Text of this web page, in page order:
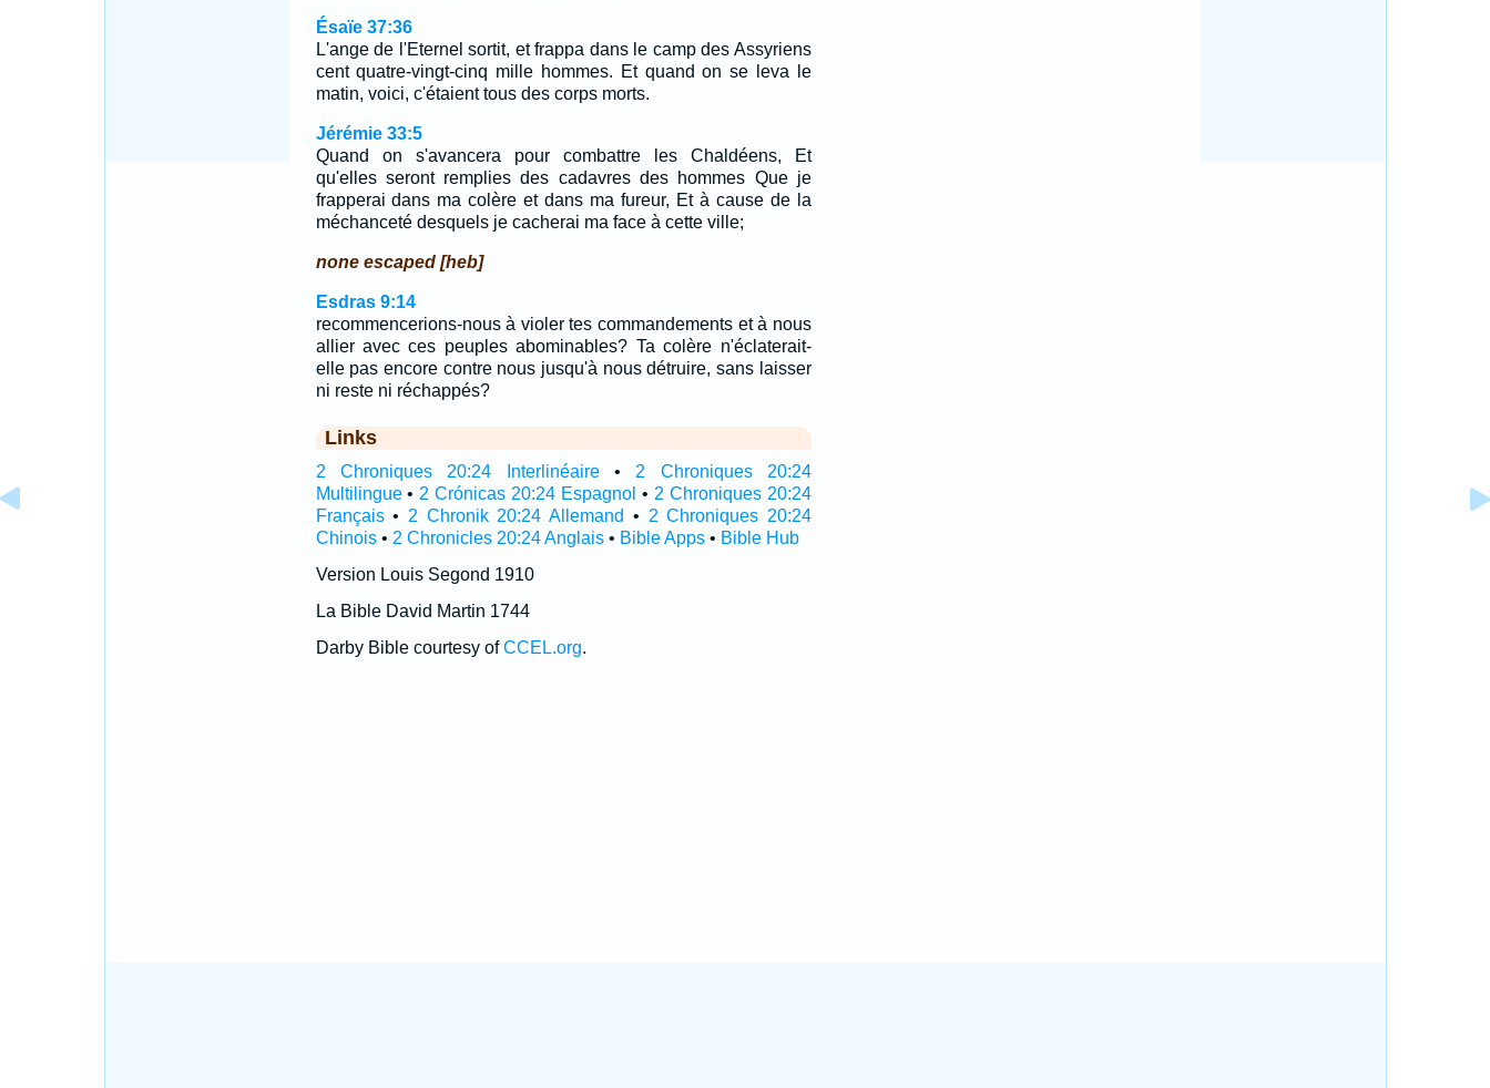
Ésaïe 37:36
L'ange de l'Eternel sortit, et frappa dans le camp des Assyriens
cent quatre-vingt-cinq mille hommes. Et quand on se leva le
matin, voici, c'étaient tous des corps morts.
Jérémie 33:5
Quand on s'avancera pour combattre les Chaldéens, Et
qu'elles seront remplies des cadavres des hommes Que je
frapperai dans ma colère et dans ma fureur, Et à cause de la
méchanceté desquels je cacherai ma face à cette ville;
none escaped [heb]
Esdras 9:14
recommencerions-nous à violer tes commandements et à nous
allier avec ces peuples abominables? Ta colère n'éclaterait-
elle pas encore contre nous jusqu'à nous détruire, sans laisser
ni reste ni réchappés?
Links
2 Chroniques 20:24 Interlinéaire• 2 Chroniques 20:24
Multilingue• 2 Crónicas 20:24 Espagnol • 2 Chroniques 20:24
Français• 2 Chronik 20:24 Allemand • 2 Chroniques 20:24
Chinois• 2 Chronicles 20:24 Anglais• Bible Apps• Bible Hub
Version Louis Segond 1910
La Bible David Martin 1744
Darby Bible courtesy ofCCEL.org.